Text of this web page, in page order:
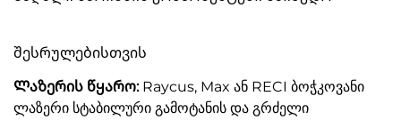
შესრულებისთვის
Ლაზერის წყარო: Raycus, Max ან RECI ბოჭკოვანი
ლაზერი სტაბილური გამოტანის და გრძელი